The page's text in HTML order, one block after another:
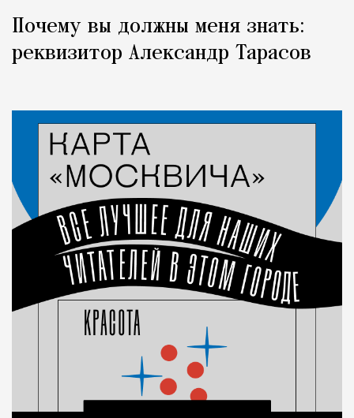
Почему вы должны меня знать:
реквизитор Александр Тарасов